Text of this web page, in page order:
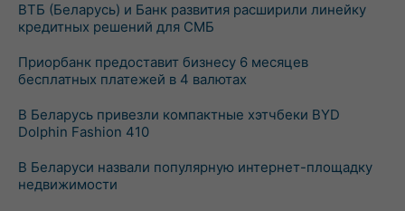
ВТБ (Беларусь) и Банк развития расширили линейку
кредитных решений для СМБ
Приорбанк предоставит бизнесу 6 месяцев
бесплатных платежей в 4 валютах
В Беларусь привезли компактные хэтчбеки BYD
Dolphin Fashion 410
В Беларуси назвали популярную интернет-площадку
недвижимости